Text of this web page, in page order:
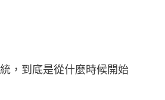
，到底是從什麼時候開始